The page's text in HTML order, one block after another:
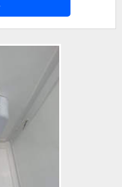
necessidades
como
refrigeraçã...